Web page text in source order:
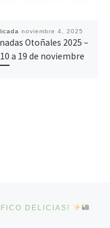
noviembre 4, 2025
Otoñales 2025 –
a 19 de noviembre
DELICIAS!